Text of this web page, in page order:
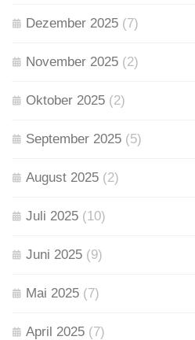
Dezember 2025 (7)
November 2025 (2)
Oktober 2025 (2)
September 2025 (5)
August 2025 (2)
Juli 2025 (10)
Juni 2025 (9)
Mai 2025 (7)
April 2025 (7)